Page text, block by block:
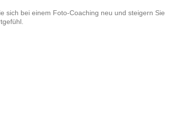
sich bei einem Foto-Coaching neu und steigern Sie